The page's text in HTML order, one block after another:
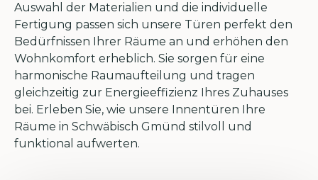
Auswahl der Materialien und die individuelle
Fertigung passen sich unsere Türen perfekt den
Bedürfnissen Ihrer Räume an und erhöhen den
Wohnkomfort erheblich. Sie sorgen für eine
harmonische Raumaufteilung und tragen
gleichzeitig zur Energieeffizienz Ihres Zuhauses
bei. Erleben Sie, wie unsere Innentüren Ihre
Räume in Schwäbisch Gmünd stilvoll und
funktional aufwerten.